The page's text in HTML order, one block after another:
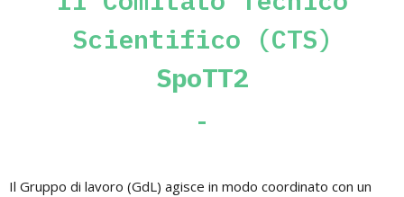
Scientifico (CTS)
SpoTT2
Il Gruppo di lavoro (GdL) agisce in modo coordinato con un